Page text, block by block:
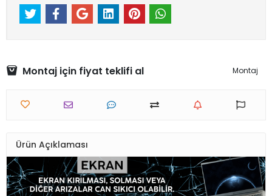
Montaj için fiyat teklifi al Montaj
Ürün Açıklaması